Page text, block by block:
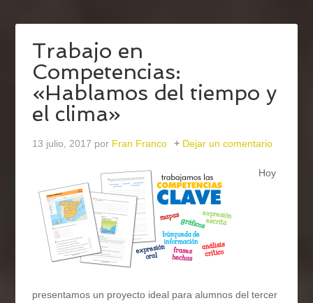
Trabajo en
Competencias:
«Hablamos del tiempo y
el clima»
13 julio, 2017 por Fran Franco Dejar un comentario
Hoy
presentamos un proyecto ideal para alumnos del tercer